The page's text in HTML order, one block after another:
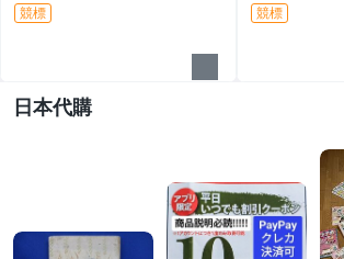
競標 競標
日本代購